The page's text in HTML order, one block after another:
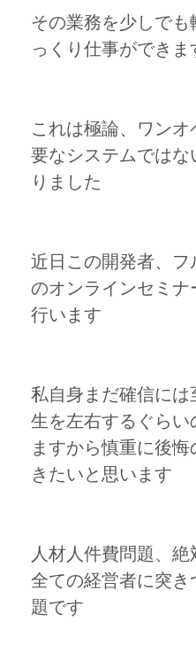
その業務を少しでも
っくり仕事ができま
これは極論、ワン
要なシステムではな
りました
近日この開発者、
のオンラインセミ
行います
私自身まだ確信には
生を左右するぐらい
ますから慎重に後
きたいと思います
人材人件費問題、
全ての経営者に突
題です